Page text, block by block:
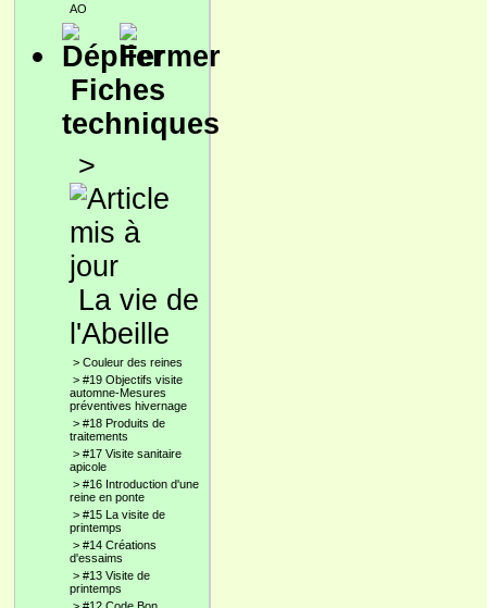
AO
Fiches
techniques
>
La vie de
l'Abeille
> Couleur des reines
> #19 Objectifs visite
automne-Mesures
préventives hivernage
> #18 Produits de
traitements
> #17 Visite sanitaire
apicole
> #16 Introduction d'une
reine en ponte
> #15 La visite de
printemps
> #14 Créations
d'essaims
> #13 Visite de
printemps